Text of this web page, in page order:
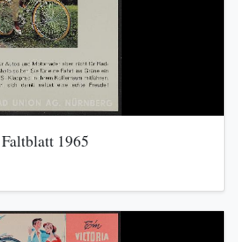
1965